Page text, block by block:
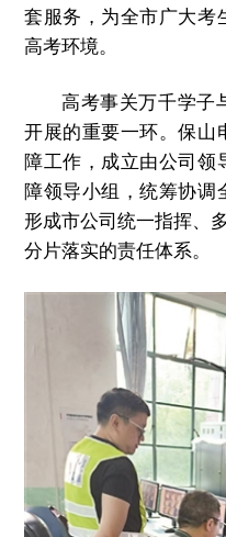
套服务，为全市广大考
高考环境。
高考事关万千学子
开展的重要一环。保山
障工作，成立由公司领
障领导小组，统筹协调
形成市公司统一指挥、
分片落实的责任体系。